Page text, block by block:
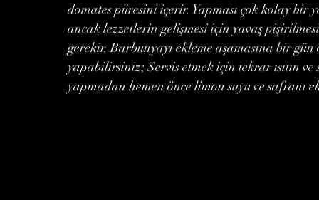
domates püresini içerir. Yapması çok kolay bir
ancak lezzetlerin gelişmesi için yavaş pişirilmesi
gerekir. Barbunyayı ekleme aşamasına bir gün
yapabilirsiniz; Servis etmek için tekrar ısıtın ve
yapmadan hemen önce limon suyu ve safranı